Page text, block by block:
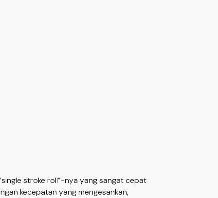
stroke roll”-nya yang sangat cepat
kecepatan yang mengesankan,